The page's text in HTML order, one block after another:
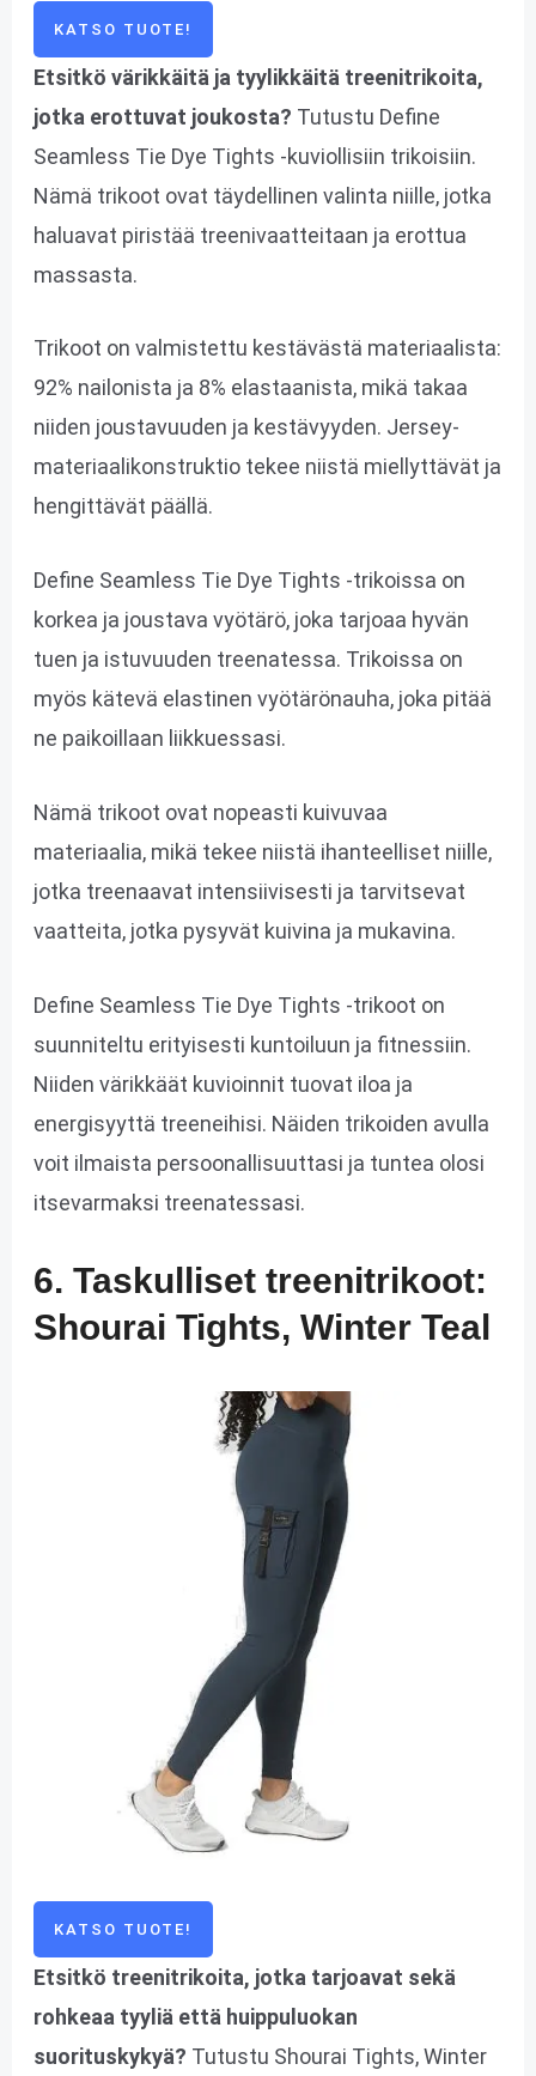
KATSO TUOTE!
Etsitkö värikkäitä ja tyylikkäitä treenitrikoita,
jotka erottuvat joukosta? Tutustu Define
Seamless Tie Dye Tights -kuviollisiin trikoisiin.
Nämä trikoot ovat täydellinen valinta niille, jotka
haluavat piristää treenivaatteitaan ja erottua
massasta.
Trikoot on valmistettu kestävästä materiaalista:
92% nailonista ja 8% elastaanista, mikä takaa
niiden joustavuuden ja kestävyyden. Jersey-
materiaalikonstruktio tekee niistä miellyttävät ja
hengittävät päällä.
Define Seamless Tie Dye Tights -trikoissa on
korkea ja joustava vyötärö, joka tarjoaa hyvän
tuen ja istuvuuden treenatessa. Trikoissa on
myös kätevä elastinen vyötärönauha, joka pitää
ne paikoillaan liikkuessasi.
Nämä trikoot ovat nopeasti kuivuvaa
materiaalia, mikä tekee niistä ihanteelliset niille,
jotka treenaavat intensiivisesti ja tarvitsevat
vaatteita, jotka pysyvät kuivina ja mukavina.
Define Seamless Tie Dye Tights -trikoot on
suunniteltu erityisesti kuntoiluun ja fitnessiin.
Niiden värikkäät kuvioinnit tuovat iloa ja
energisyyttä treeneihisi. Näiden trikoiden avulla
voit ilmaista persoonallisuuttasi ja tuntea olosi
itsevarmaksi treenatessasi.
6. Taskulliset treenitrikoot:
Shourai Tights, Winter Teal
KATSO TUOTE!
Etsitkö treenitrikoita, jotka tarjoavat sekä
rohkeaa tyyliä että huippuluokan
suorituskykyä? Tutustu Shourai Tights, Winter